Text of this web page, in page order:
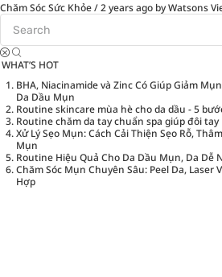
Chăm Sóc Sức Khỏe/2 years ago by Watsons
WHAT’S HOT
BHA, Niacinamide và Zinc Có Giúp Giảm
Da Dầu Mụn
Routine skincare mùa hè cho da dầu - 5
Routine chăm da tay chuẩn spa giúp đôi tay
Xử Lý Sẹo Mụn: Cách Cải Thiện Sẹo Rỗ,
Mụn
Routine Hiệu Quả Cho Da Dầu Mụn, Da Dễ
Chăm Sóc Mụn Chuyên Sâu: Peel Da, Laser
Hợp